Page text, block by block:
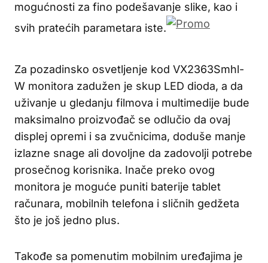
mogućnosti za fino podešavanje slike, kao i
svih pratećih parametara iste.
Za pozadinsko osvetljenje kod VX2363Smhl-
W monitora zadužen je skup LED dioda, a da
uživanje u gledanju filmova i multimedije bude
maksimalno proizvođač se odlučio da ovaj
displej opremi i sa zvučnicima, doduše manje
izlazne snage ali dovoljne da zadovolji potrebe
prosečnog korisnika. Inače preko ovog
monitora je moguće puniti baterije tablet
računara, mobilnih telefona i sličnih gedžeta
što je još jedno plus.
Takođe sa pomenutim mobilnim uređajima je